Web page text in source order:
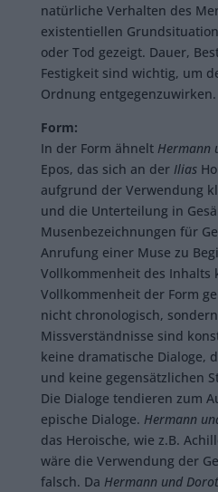
natürliche Verhalten des
existentiellen
oder Tod gezeigt. Dauer,
Festigkeit sind wichtig, um
Ordnung entgegenzuwirken.
Form:
In der Form ähnelt Hermann
Epos, das sich an der Ilias
aufgrund der Verwendung
und die Unterteilung in
Musenbezeichnungen für
Anrufung einer Muse zu
Vollkommenheit des Inhalts
Vollkommenheit der Form
nicht chronologisch,
Missverständnisse sind
keine dramatische Dialoge,
und keine gegensätzlichen
Die Dialoge tendieren zum
epische Dialoge. Hermann
das Heroische, wie z.B.
wäre die Verwendung der
falsch. Da Hermann und